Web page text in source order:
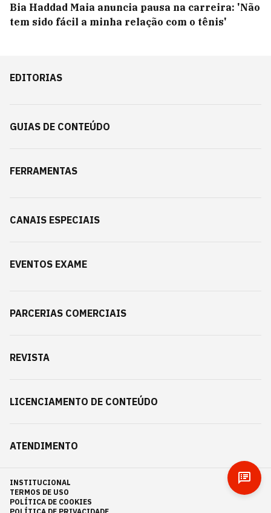
Bia Haddad Maia anuncia pausa na carreira: 'Não
tem sido fácil a minha relação com o tênis'
EDITORIAS
GUIAS DE CONTEÚDO
FERRAMENTAS
CANAIS ESPECIAIS
EVENTOS EXAME
PARCERIAS COMERCIAIS
REVISTA
LICENCIAMENTO DE CONTEÚDO
ATENDIMENTO
INSTITUCIONAL
TERMOS DE USO
POLÍTICA DE COOKIES